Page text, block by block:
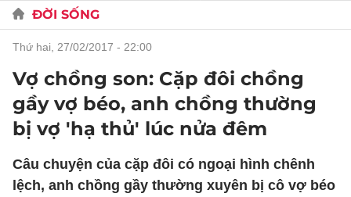
ĐỜI SỐNG
thứ hai, 27/02/2017 - 22:00
Vợ chồng son: Cặp đôi chồng
gầy vợ béo, anh chồng thường
bị vợ 'hạ thủ' lúc nửa đêm
Câu chuyện của cặp đôi có ngoại hình chênh
lệch, anh chồng gầy thường xuyên bị cô vợ béo